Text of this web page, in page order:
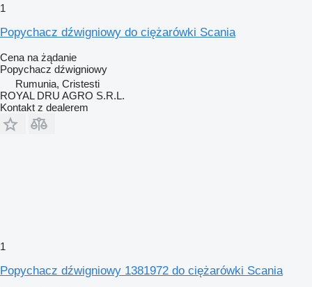
1
Popychacz dźwigniowy do ciężarówki Scania
Cena na żądanie
Popychacz dźwigniowy
Rumunia, Cristesti
ROYAL DRU AGRO S.R.L.
Kontakt z dealerem
1
Popychacz dźwigniowy 1381972 do ciężarówki Scania